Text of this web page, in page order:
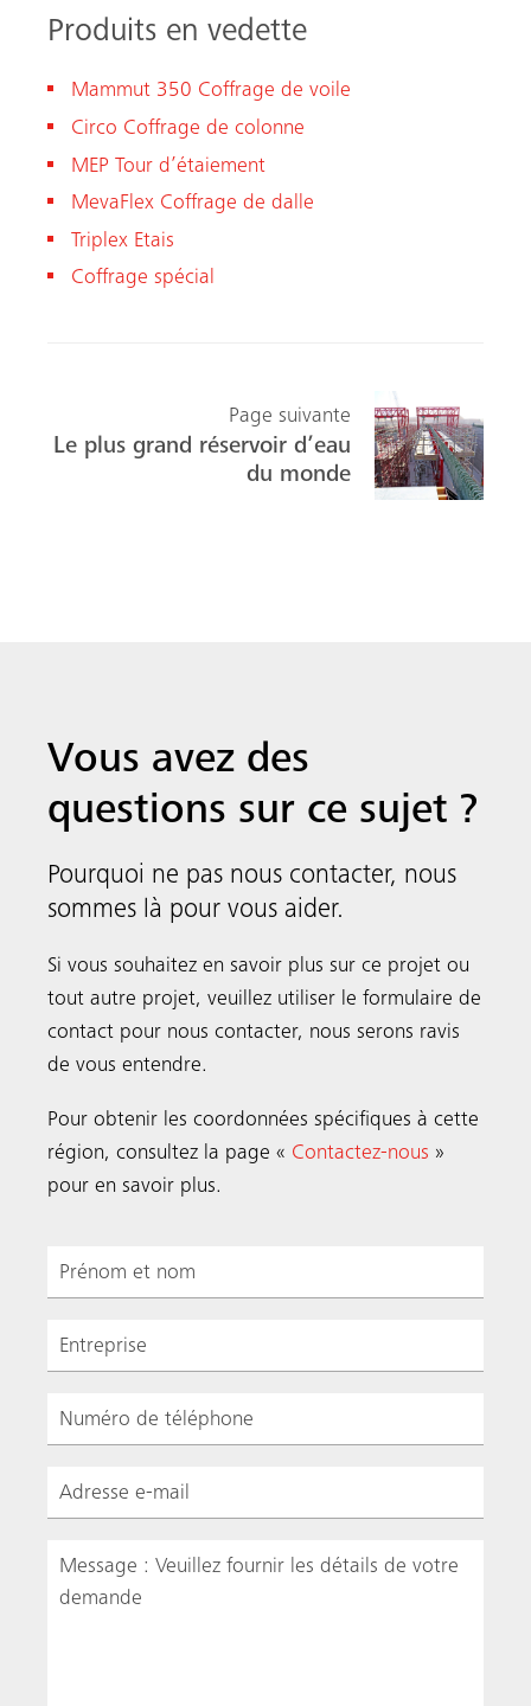
Produits en vedette
Mammut 350 Coffrage de voile
Circo Coffrage de colonne
MEP Tour d’étaiement
MevaFlex Coffrage de dalle
Triplex Etais
Coffrage spécial
Page suivante
Le plus grand réservoir d’eau
du monde
Vous avez des
questions sur ce sujet ?
Pourquoi ne pas nous contacter, nous
sommes là pour vous aider.
Si vous souhaitez en savoir plus sur ce projet ou
tout autre projet, veuillez utiliser le formulaire de
contact pour nous contacter, nous serons ravis
de vous entendre.
Pour obtenir les coordonnées spécifiques à cette
région, consultez la page « Contactez-nous »
pour en savoir plus.